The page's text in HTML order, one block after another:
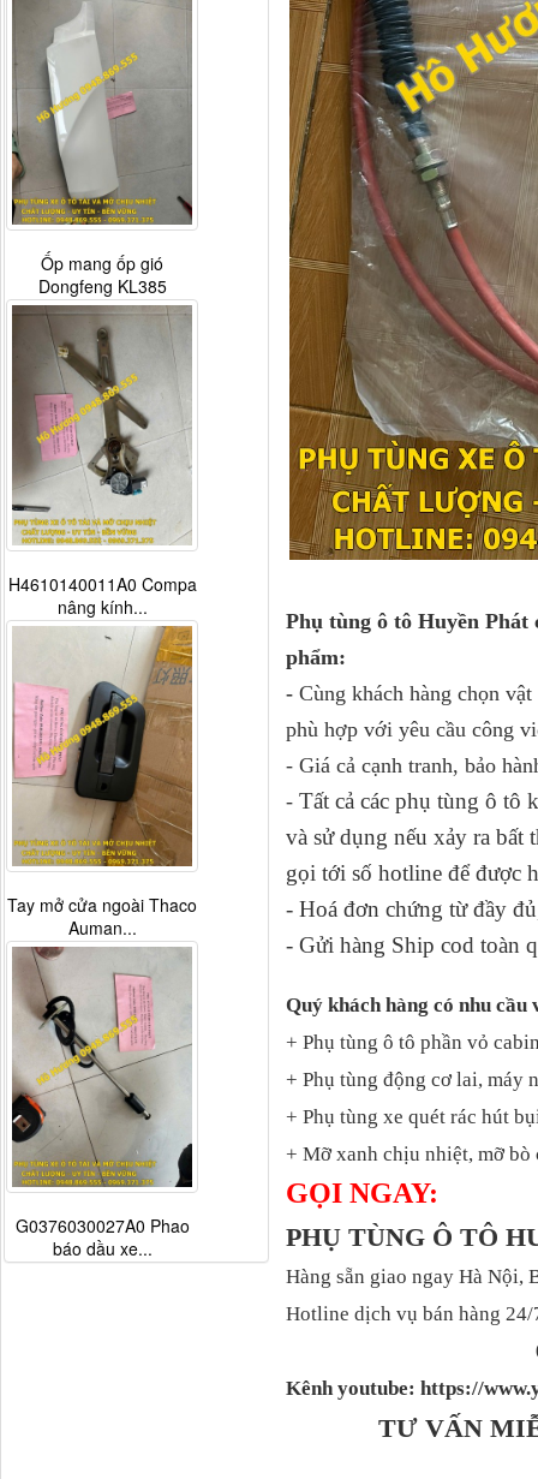
Phụ tùng ô tô Huyền Phát
phẩm:
- Cùng khách hàng chọn
phù hợp với yêu cầu công
- Giá cả cạnh tranh, bảo
- Tất cả các phụ tùng ô tô
và sử dụng nếu xảy ra
gọi tới số hotline để được
- Hoá đơn chứng từ đầy
- Gửi hàng Ship cod toàn
Quý khách hàng có nhu cầu
+ Phụ tùng ô tô phần vỏ
+ Phụ tùng động cơ lai, máy
+ Phụ tùng xe quét rác hút
+ Mỡ xanh chịu nhiệt, mỡ
GỌI NGAY:
PHỤ TÙNG Ô TÔ
Hàng sẵn giao ngay Hà Nội,
Hotline dịch vụ bán hàng 24/
Kênh youtube: https://
TƯ VẤN
Ốp mang ốp gió
Dongfeng KL385
H4610140011A0 Compa
nâng kính...
Tay mở cửa ngoài Thaco
Auman...
G0376030027A0 Phao
báo dầu xe...